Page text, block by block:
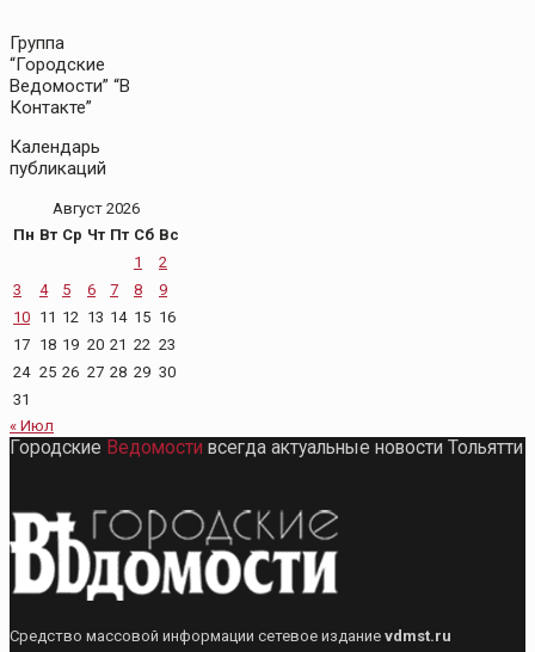
Группа
“Городские
Ведомости” “В
Контакте”
Календарь
публикаций
Август 2026
Пн Вт Ср Чт Пт Сб Вс
1
2
3
4 5 6 7 8
9
10 11 12 13 14 15 16
17 18 19 20 21 22 23
24 25 26 27 28 29 30
31
« Июл
Городские Ведомости всегда актуальные новости Тольятти
Средство массовой информации сетевое издание vdmst.ru